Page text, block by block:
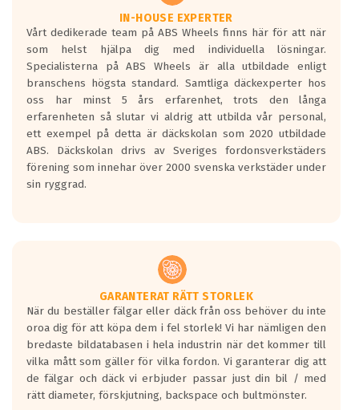
Våtgrepp egenskaper:
Betygsskalan är satt A till F. Där A påvisar
den kortaste bromssträckan och F är den
längsta.
Inga D eller G betyg delas ut för
personbilar och lätta lastbilar.
Betyget sätts efter ett test där däcken
skall bromsa in på en väg där det ligger
0.5-1.5 mm vatten.
I 80km/h kommer skillnaden på
Vid körning i över 50km/h brukar
rullmotståndets ljud överträffa
motorljudet.
På däckmärkningen kommer det finnas
en symbol av ett däck med vågar. Hög
bullernivå markeras med svarta vågor
medans de vita vågorna påvisar om det är
ett tyst däck.
IN-HOUSE EXPERTER
Vårt dedikerade team på ABS Wheels finns här för att när
som helst hjälpa dig med individuella lösningar.
Specialisterna på ABS Wheels är alla utbildade enligt
branschens högsta standard. Samtliga däckexperter hos
oss har minst 5 års erfarenhet, trots den långa
erfarenheten så slutar vi aldrig att utbilda vår personal,
ett exempel på detta är däckskolan som 2020 utbildade
ABS. Däckskolan drivs av Sveriges fordonsverkstäders
förening som innehar över 2000 svenska verkstäder under
sin ryggrad.
GARANTERAT RÄTT STORLEK
När du beställer fälgar eller däck från oss behöver du inte
oroa dig för att köpa dem i fel storlek! Vi har nämligen den
bredaste bildatabasen i hela industrin när det kommer till
vilka mått som gäller för vilka fordon. Vi garanterar dig att
de fälgar och däck vi erbjuder passar just din bil / med
rätt diameter, förskjutning, backspace och bultmönster.